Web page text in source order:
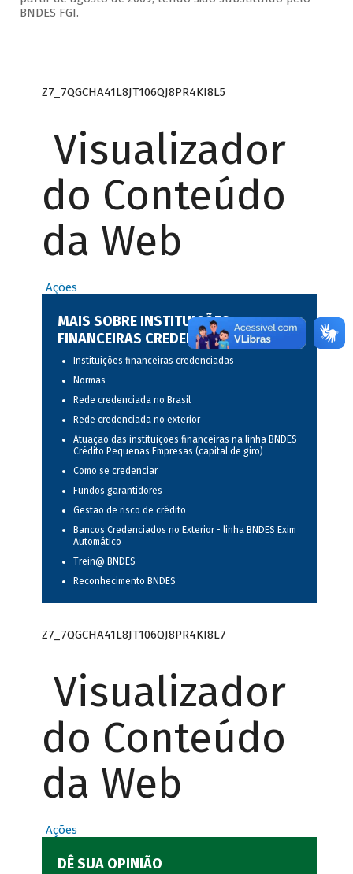
BNDES FGI.
Z7_7QGCHA41L8JT106QJ8PR4KI8L5
Visualizador
do Conteúdo
da Web
Ações
MAIS SOBRE INSTITUIÇÕES
FINANCEIRAS CREDENCIADAS
Instituições financeiras credenciadas
Normas
Rede credenciada no Brasil
Rede credenciada no exterior
Atuação das instituições financeiras na linha BNDES
Crédito Pequenas Empresas (capital de giro)
Como se credenciar
Fundos garantidores
Gestão de risco de crédito
Bancos Credenciados no Exterior - linha BNDES Exim
Automático
Trein@ BNDES
Reconhecimento BNDES
Z7_7QGCHA41L8JT106QJ8PR4KI8L7
Visualizador
do Conteúdo
da Web
Ações
DÊ SUA OPINIÃO